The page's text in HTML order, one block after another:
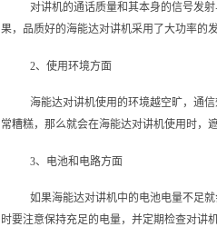
对讲机的通话质量和其本身的信号发
果，品质好的海能达对讲机采用了大功率的
2、使用环境方面
海能达对讲机使用的环境越空旷，通
常糟糕，那么就会在海能达对讲机使用时，
3、电池和电路方面
如果海能达对讲机中的电池电量不足
时要注意保持充足的电量，并定期检查对讲